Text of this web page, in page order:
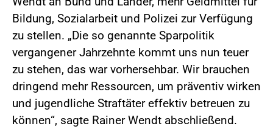
Bildung, Sozialarbeit und Polizei zur Verfügung
zu stellen. „Die so genannte Sparpolitik
vergangener Jahrzehnte kommt uns nun teuer
zu stehen, das war vorhersehbar. Wir brauchen
dringend mehr Ressourcen, um präventiv wirken
und jugendliche Straftäter effektiv betreuen zu
können“, sagte Rainer Wendt abschließend.